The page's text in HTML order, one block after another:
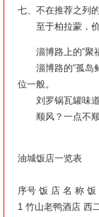
七、不在推荐之列的
至于柏拉蒙，价
淄博路上的“聚福
淄博路的“孤岛鲜
位一般。
刘罗锅瓦罐味道
顺风？一点不顺
油城饭店一览表
序号 饭 店 名 称
1 竹山老鸭酒店 西